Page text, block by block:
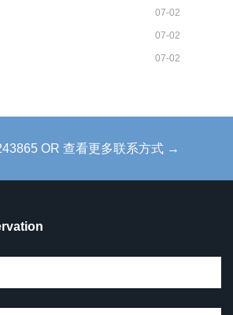
07-02
07-02
07-02
OR 查看更多联系方式 →